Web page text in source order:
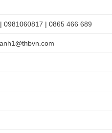
0981060817 | 0865 466 689